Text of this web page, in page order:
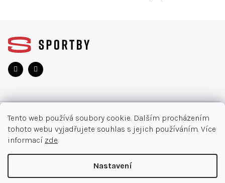
Tento web používá soubory cookie. Dalším procházením
tohoto webu vyjadřujete souhlas s jejich používáním. Více
informací zde.
Nastavení
O NÁKUPU
Akce
Nejčastější otázky
INFORMACE
Kontakt